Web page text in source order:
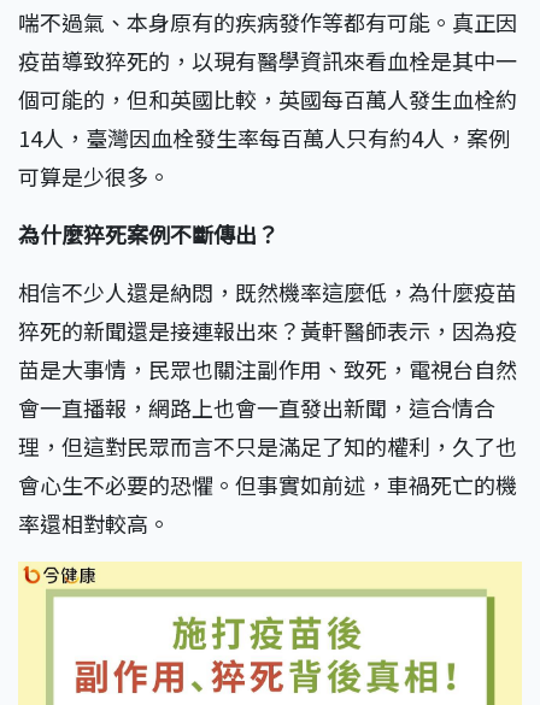
喘不過氣、本身原有的疾病發作等都有可能。真正因
疫苗導致猝死的，以現有醫學資訊來看血栓是其中一
個可能的，但和英國比較，英國每百萬人發生血栓約
14人，臺灣因血栓發生率每百萬人只有約4人，案例
可算是少很多。
為什麼猝死案例不斷傳出？
相信不少人還是納悶，既然機率這麼低，為什麼疫苗
猝死的新聞還是接連報出來？黃軒醫師表示，因為疫
苗是大事情，民眾也關注副作用、致死，電視台自然
會一直播報，網路上也會一直發出新聞，這合情合
理，但這對民眾而言不只是滿足了知的權利，久了也
會心生不必要的恐懼。但事實如前述，車禍死亡的機
率還相對較高。